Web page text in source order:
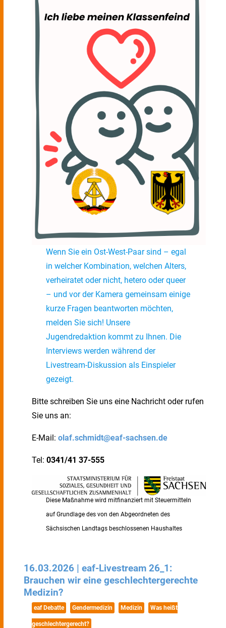
Wenn Sie ein Ost-West-Paar sind – egal
in welcher Kombination, welchen Alters,
verheiratet oder nicht, hetero oder queer
– und vor der Kamera gemeinsam einige
kurze Fragen beantworten möchten,
melden Sie sich! Unsere
Jugendredaktion kommt zu Ihnen. Die
Interviews werden während der
Livestream-Diskussion als Einspieler
gezeigt.
Bitte schreiben Sie uns eine Nachricht oder rufen
Sie uns an:
E-Mail: olaf.schmidt@eaf-sachsen.de
Tel: 0341/41 37-555
Diese Maßnahme wird mitfinanziert mit Steuermitteln
auf Grundlage des von den Abgeordneten des
Sächsischen Landtags beschlossenen Haushaltes
16.03.2026 | eaf-Livestream 26_1:
Brauchen wir eine geschlechtergerechte
Medizin?
eaf Debatte Gendermedizin Medizin Was heißt
geschlechtergerecht?